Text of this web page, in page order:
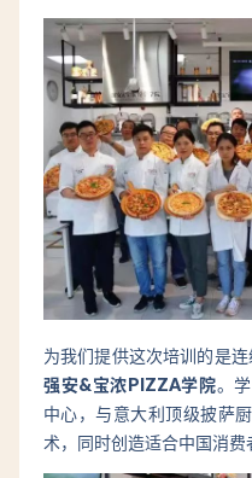
为我们提供这次培训的是
强安&宝浓PIZZA学院。
中心，与意大利顶级披萨
术，同时创造适合中国消费